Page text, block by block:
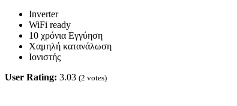
Inverter
WiFi ready
10 χρόνια Εγγύηση
Χαμηλή κατανάλωση
Ιονιστής
User Rating: 3.03 (2 votes)